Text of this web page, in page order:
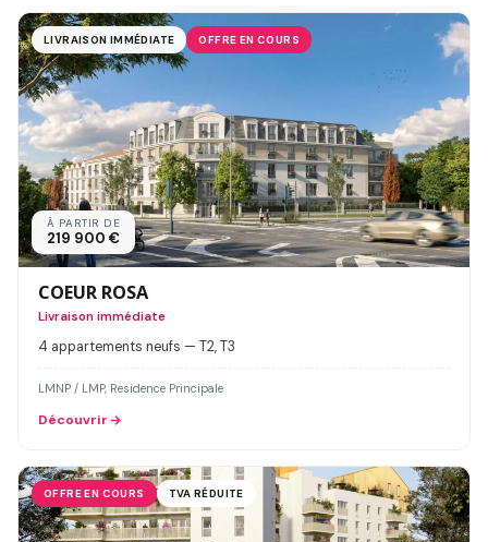
LIVRAISON IMMÉDIATE OFFRE EN COURS
À PARTIR DE
219 900 €
COEUR ROSA
Livraison immédiate
4 appartements neufs — T2, T3
LMNP / LMP, Residence Principale
Découvrir
OFFRE EN COURS TVA RÉDUITE